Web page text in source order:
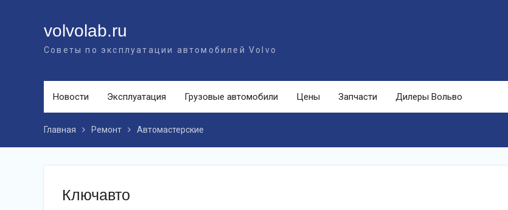
volvolab.ru
Советы по эксплуатации автомобилей Volvo
Новости Эксплуатация Грузовые автомобили Цены Запчасти Дилеры Вольво
Главная Ремонт Автомастерские
Ключавто